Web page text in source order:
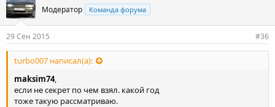
Модератор Команда форума
29 Сен 2015 #36
turbo007 написал(а):
maksim74,
если не секрет по чем взял. какой год
тоже такую рассматриваю.